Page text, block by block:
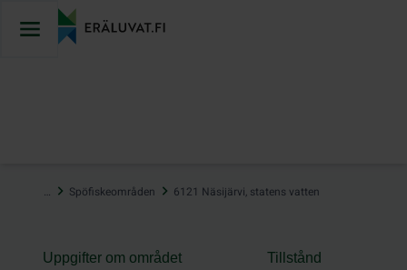
… Spöfiskeområden 6121 Näsijärvi, statens vatten
Uppgifter om området Tillstånd